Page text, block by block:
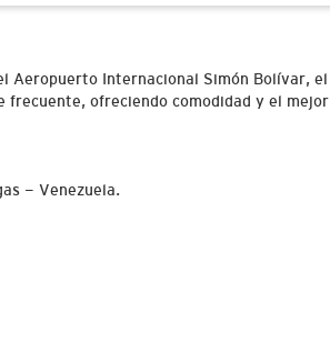
Aeropuerto Internacional Simón Bolívar, el
frecuente, ofreciendo comodidad y el mejor
- Venezuela.